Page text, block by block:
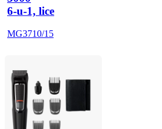
6-u-1, lice
MG3710/15